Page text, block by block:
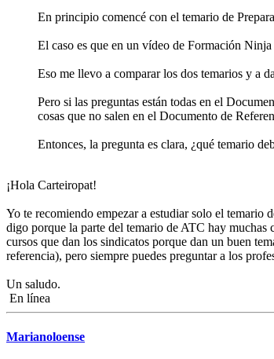
En principio comencé con el temario de
El caso es que en un vídeo de Formación
Eso me llevo a comparar los dos temarios y a
Pero si las preguntas están todas en el
cosas que no salen en el Documento de
Entonces, la pregunta es clara, ¿qué temario
¡Hola Carteiropat!
Yo te recomiendo empezar a estudiar solo el temario
digo porque la parte del temario de ATC hay muchas
cursos que dan los sindicatos porque dan un buen
referencia), pero siempre puedes preguntar a los
Un saludo.
En línea
Marianoloense